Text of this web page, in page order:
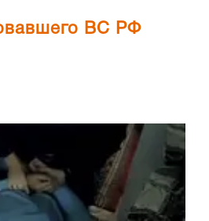
ВС РФ